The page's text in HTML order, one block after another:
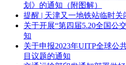
划》的通知（附图解）
提醒 | 天津又一地铁站临时关
关于开展“第四届5.20全国公
知
关于申报2023年UITP全球公
目议题的通知